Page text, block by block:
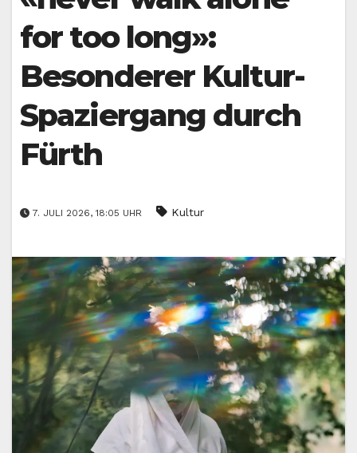
for too long»:
Besonderer Kultur-
Spaziergang durch
Fürth
7. JULI 2026, 18:05 UHR Kultur